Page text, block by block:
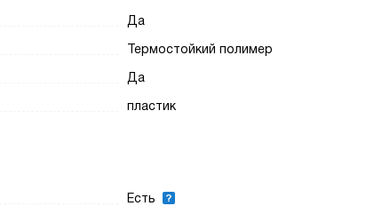
Да
Термостойкий полимер
Да
пластик
Есть